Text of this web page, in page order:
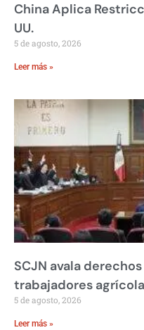
China Aplica
UU.
5 de agosto, 2026
Leer más »
SCJN avala
trabajadores
5 de agosto, 2026
Leer más »